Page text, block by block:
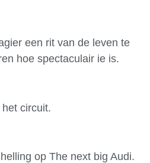
een rit van de leven te
hoe spectaculair ie is.
circuit.
op The next big Audi.